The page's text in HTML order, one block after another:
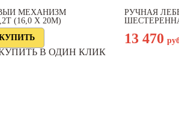
МЕХАНИЗМ
(16,0 Х 20М)
В ОДИН КЛИК
РУЧНАЯ
13 470